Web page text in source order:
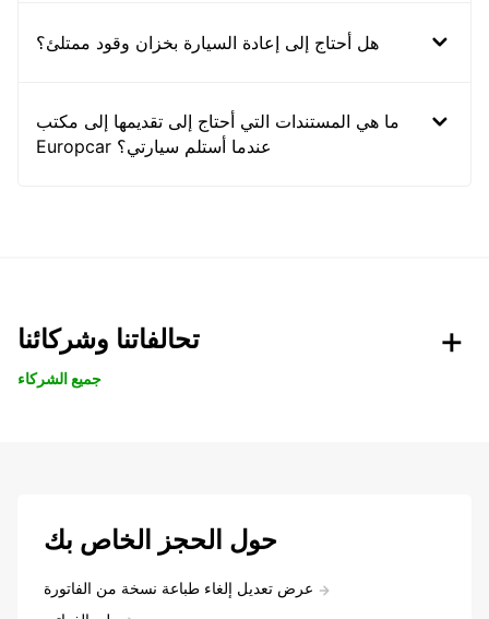
هل أحتاج إلى إعادة السيارة بخزان وقود ممتلئ؟
ما هي المستندات التي أحتاج إلى تقديمها إلى مكتب
Europcar عندما أستلم سيارتي؟
تحالفاتنا وشركائنا
جميع الشركاء
حول الحجز الخاص بك
عرض تعديل إلغاء طباعة نسخة من الفاتورة